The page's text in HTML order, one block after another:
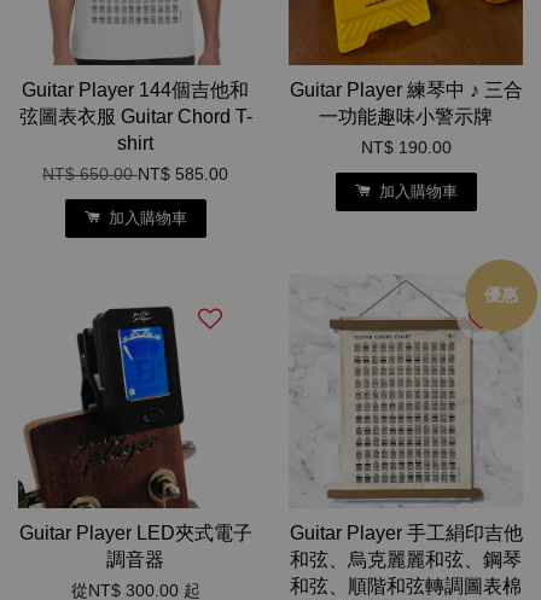
Guitar Player 144個吉他和
弦圖表衣服 Guitar Chord T-
shirt
NT$ 650.00NT$ 585.00
加入購物車
Guitar Player 練琴中 ♪ 三合
一功能趣味小警示牌
NT$ 190.00
加入購物車
Guitar Player LED夾式電子
調音器
從 NT$ 300.00 起
優惠
Guitar Player 手工絹印吉他
和弦、烏克麗麗和弦、鋼琴
和弦、順階和弦轉調圖表棉